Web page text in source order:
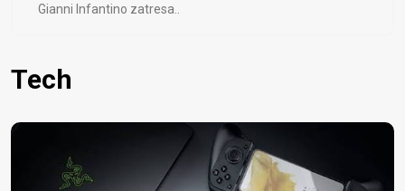
Gianni Infantino zatresa..
Tech